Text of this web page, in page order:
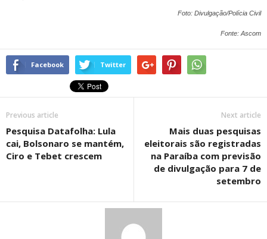
Foto: Divulgação/Polícia Civil
Fonte: Ascom
Facebook Twitter
Previous article
Pesquisa Datafolha: Lula
cai, Bolsonaro se mantém,
Ciro e Tebet crescem
Next article
Mais duas pesquisas
eleitorais são registradas
na Paraíba com previsão
de divulgação para 7 de
setembro